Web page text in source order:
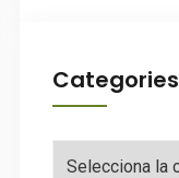
Categories